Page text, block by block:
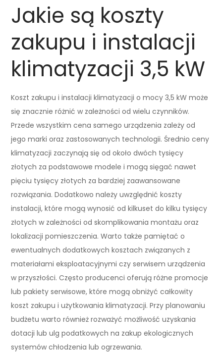
Jakie są koszty
zakupu i instalacji
klimatyzacji 3,5 kW
Koszt zakupu i instalacji klimatyzacji o mocy 3,5 kW może
się znacznie różnić w zależności od wielu czynników.
Przede wszystkim cena samego urządzenia zależy od
jego marki oraz zastosowanych technologii. Średnio ceny
klimatyzacji zaczynają się od około dwóch tysięcy
złotych za podstawowe modele i mogą sięgać nawet
pięciu tysięcy złotych za bardziej zaawansowane
rozwiązania. Dodatkowo należy uwzględnić koszty
instalacji, które mogą wynosić od kilkuset do kilku tysięcy
złotych w zależności od skomplikowania montażu oraz
lokalizacji pomieszczenia. Warto także pamiętać o
ewentualnych dodatkowych kosztach związanych z
materiałami eksploatacyjnymi czy serwisem urządzenia
w przyszłości. Często producenci oferują różne promocje
lub pakiety serwisowe, które mogą obniżyć całkowity
koszt zakupu i użytkowania klimatyzacji. Przy planowaniu
budżetu warto również rozważyć możliwość uzyskania
dotacji lub ulg podatkowych na zakup ekologicznych
systemów chłodzenia lub ogrzewania.